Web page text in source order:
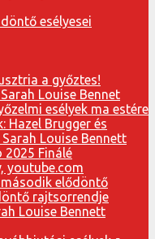
esélyesei
a győztes!
esélyek ma estére
2025 Finálé
elődöntő
rajtsorrendje